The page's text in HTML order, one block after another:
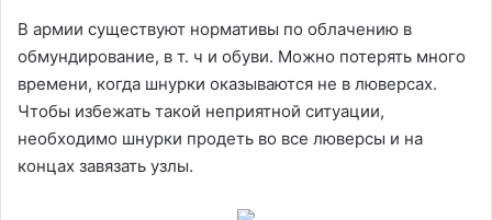
В армии существуют нормативы по облачению в
обмундирование, в т. ч и обуви. Можно потерять много
времени, когда шнурки оказываются не в люверсах.
Чтобы избежать такой неприятной ситуации,
необходимо шнурки продеть во все люверсы и на
концах завязать узлы.